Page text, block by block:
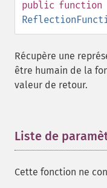
public function
Récupère une
être humain de la
valeur de retour.
Liste de
Cette fonction ne